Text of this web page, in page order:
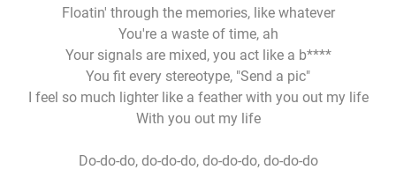
Floatin' through the memories, like whatever
You're a waste of time, ah
Your signals are mixed, you act like a b****
You fit every stereotype, "Send a pic"
I feel so much lighter like a feather with you out my life
With you out my life
Do-do-do, do-do-do, do-do-do, do-do-do